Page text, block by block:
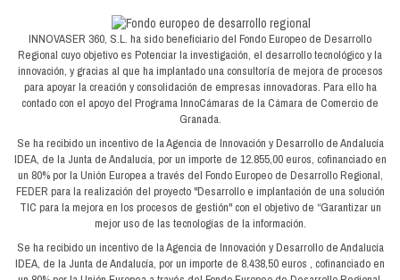
INNOVASER 360, S.L. ha sido beneficiario del Fondo Europeo de Desarrollo
Regional cuyo objetivo es Potenciar la investigación, el desarrollo tecnológico y la
innovación, y gracias al que ha implantado una consultoría de mejora de procesos
para apoyar la creación y consolidación de empresas innovadoras. Para ello ha
contado con el apoyo del Programa InnoCámaras de la Cámara de Comercio de
Granada.
Se ha recibido un incentivo de la Agencia de Innovación y Desarrollo de Andalucía
IDEA, de la Junta de Andalucía, por un importe de 12.855,00 euros, cofinanciado en
un 80% por la Unión Europea a través del Fondo Europeo de Desarrollo Regional,
FEDER para la realización del proyecto "Desarrollo e implantación de una solución
TIC para la mejora en los procesos de gestión" con el objetivo de “Garantizar un
mejor uso de las tecnologías de la información.
Se ha recibido un incentivo de la Agencia de Innovación y Desarrollo de Andalucía
IDEA, de la Junta de Andalucía, por un importe de 8.438,50 euros , cofinanciado en